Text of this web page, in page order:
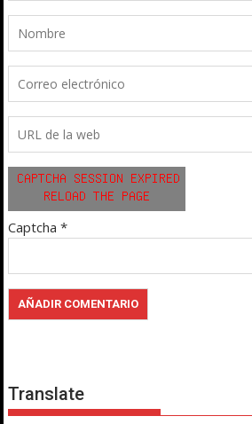
Captcha *
Translate